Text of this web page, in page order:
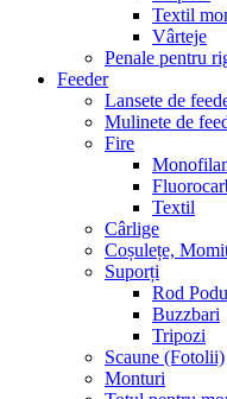
Textil
Vârteje
Penale pentru
Feeder
Lansete de
Mulinete de
Fire
Textil
Cârlige
Coșulețe,
Suporți
Rod
Buzzbari
Tripozi
Scaune (Fotolii)
Monturi